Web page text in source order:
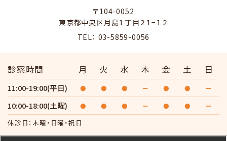
〒104-0052
東京都中央区月島１丁目２１−１２
TEL： 03-5859-0056
診察時間 月 火 水 木 金 土 日
11:00-19:00(平日) ● ● ● ー ● ● ー
10:00-18:00(土曜) ● ● ● ー ● ● ー
休診日：木曜・日曜・祝日